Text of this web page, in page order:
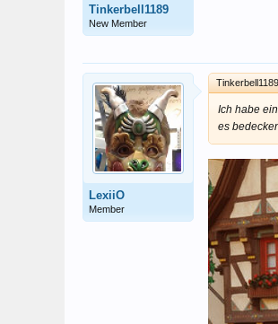
Tinkerbell1189
New Member
LexiiO
Member
Ich habe
es